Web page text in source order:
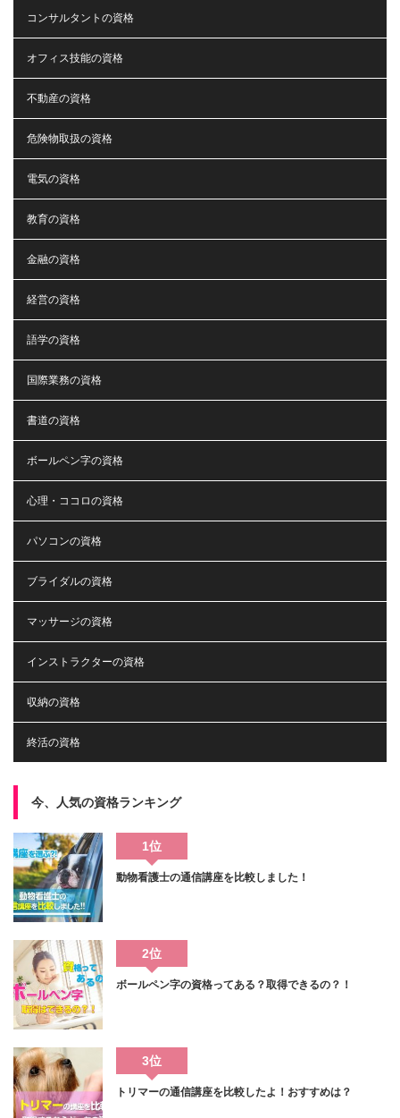
コンサルタントの資格
オフィス技能の資格
不動産の資格
危険物取扱の資格
電気の資格
教育の資格
金融の資格
経営の資格
語学の資格
国際業務の資格
書道の資格
ボールペン字の資格
心理・ココロの資格
パソコンの資格
ブライダルの資格
マッサージの資格
インストラクターの資格
収納の資格
終活の資格
今、人気の資格ランキング
1位
動物看護士の通信講座を比較しました！
2位
ボールペン字の資格ってある？取得できるの？！
3位
トリマーの通信講座を比較したよ！おすすめは？